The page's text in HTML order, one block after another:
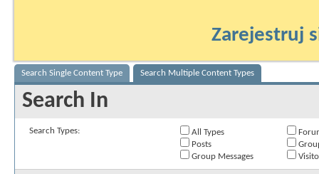
Zarejestruj
Search Single Content Type Search Multiple Content Types
Search In
Search Types: All Types
Posts
Group Messages